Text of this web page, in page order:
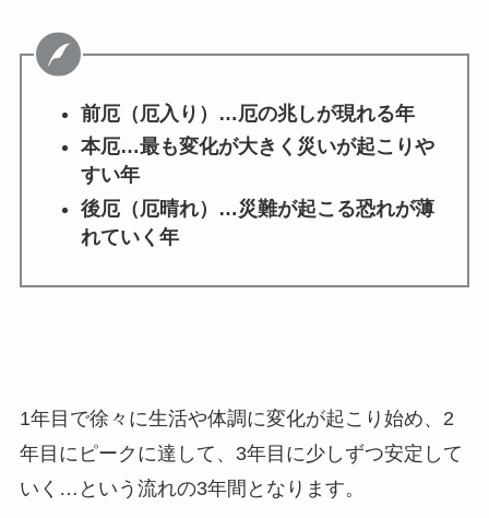
前厄（厄入り）…厄の兆しが現れる年
本厄…最も変化が大きく災いが起こりや
すい年
後厄（厄晴れ）…災難が起こる恐れが薄
れていく年
1年目で徐々に生活や体調に変化が起こり始め、 2
年目にピークに達して、 3年目に少しずつ安定して
いく…という流れの3年間となります。